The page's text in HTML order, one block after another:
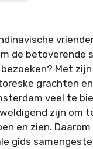
de betoverende
Met
grachten
veel te
zijn om
en zien.
gids